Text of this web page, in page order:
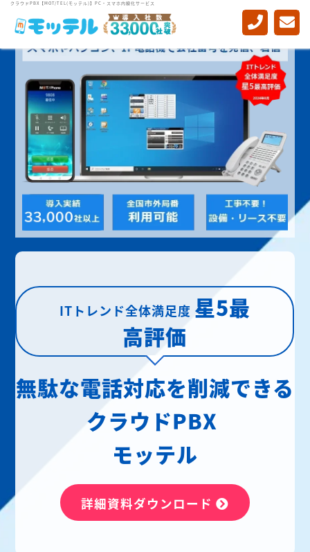
クラウドPBX【MOT/TEL(モッテル)】PC・スマホ内線化サービス
ITトレンド全体満足度 星5最
高評価
無駄な電話対応を削減できる
クラウドPBX
モッテル
詳細資料ダウンロード